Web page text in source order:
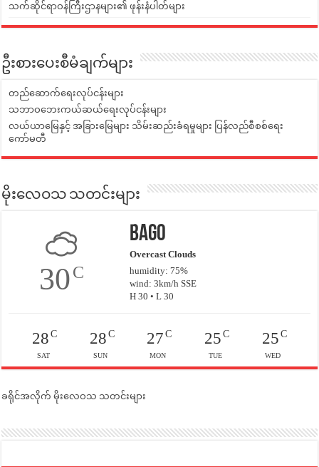
သက်ဆိုင်ရာဝန်ကြီးဌာနများ၏ ဖုန်းနံပါတ်များ
ဦးစားပေးစီမံချက်များ
တည်ဆောက်ရေးလုပ်ငန်းများ
သဘာဝဘေးကယ်ဆယ်ရေးလုပ်ငန်းများ
လယ်ယာမြေနှင့် အခြားမြေများ သိမ်းဆည်းခံရမှုများ ပြန်လည်စီစစ်ရေး
ကော်မတီ
မိုးလေဝသ သတင်းများ
30C
Bago
Overcast Clouds
humidity: 75%
wind: 3km/h SSE
H 30 • L 30
28C
SAT
28C
SUN
27 C
MON
25C
TUE
25C
WED
ခရိုင်အလိုက် မိုးလေဝသ သတင်းများ